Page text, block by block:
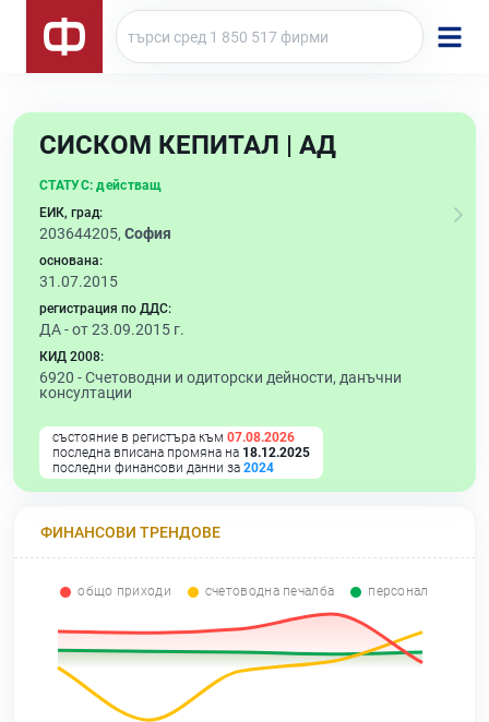
СИСКОМ КЕПИТАЛ | АД
СТАТУС: действащ
ЕИК, град:
203644205, София
основана:
31.07.2015
регистрация по ДДС:
ДА - от 23.09.2015 г.
КИД 2008:
6920 -Счетоводни и одиторски дейности, данъчни
консултации
състояние в регистъра към 07.08.2026
последна вписана промяна на 18.12.2025
последни финансови данни за 2024
ФИНАНСОВИ ТРЕНДОВЕ
общо приходи счетоводна печалба персонал